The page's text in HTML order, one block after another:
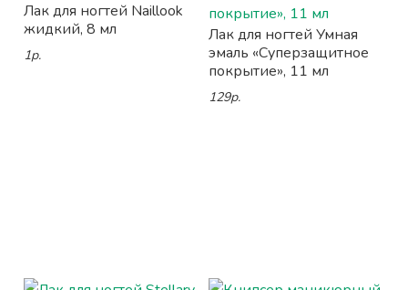
Лак для ногтей Naillook
жидкий, 8 мл
1р.
Лак для ногтей Умная
эмаль «Суперзащитное
покрытие», 11 мл
129р.